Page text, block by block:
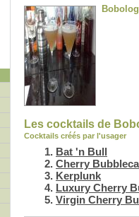
Les cocktails de
Cocktails créés par l'usager
Bat 'n Bull
Cherry
Kerplunk
Luxury Cherry
Virgin Cherry